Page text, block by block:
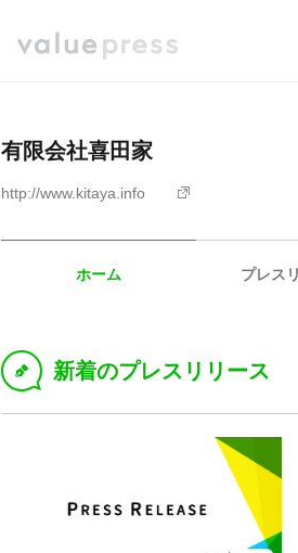
有限会社喜田家
http://www.kitaya.info
ホーム プレス
D 新着のプレスリリース